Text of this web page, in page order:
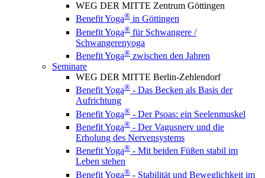
WEG DER MITTE Zentrum Göttingen
Benefit Yoga® in Göttingen
Benefit Yoga® für Schwangere /
Schwangerenyoga
Benefit Yoga® zwischen den Jahren
Seminare
WEG DER MITTE Berlin-Zehlendorf
Benefit Yoga® - Das Becken als Basis der
Aufrichtung
Benefit Yoga® - Der Psoas: ein Seelenmuskel
Benefit Yoga® - Der Vagusnerv und die
Erholung des Nervensystems
Benefit Yoga® - Mit beiden Füßen stabil im
Leben stehen
Benefit Yoga® - Stabilität und Beweglichkeit im